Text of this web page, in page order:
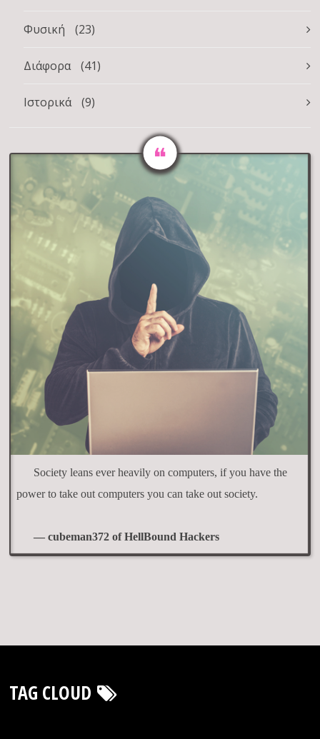
Φυσική (23)
Διάφορα (41)
Ιστορικά (9)
Society leans ever heavily on computers, if you have the
power to take out computers you can take out society.
— cubeman372 of HellBound Hackers
TAG CLOUD